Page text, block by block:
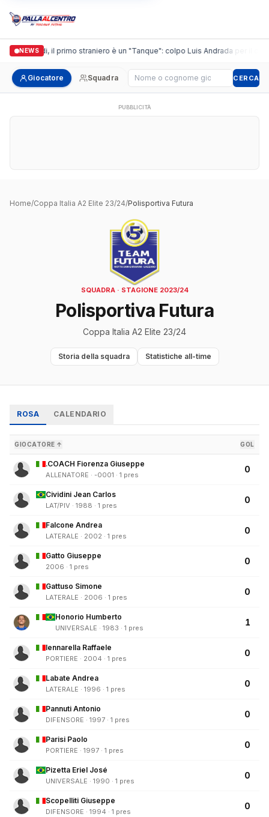
NEWS
Casalguidi, il primo straniero è un "Tanque": colpo Luis Andrada per il
Giocatore Squadra Cerca giocatore CERCA
PUBBLICITÀ
Home/Coppa Italia A2 Elite 23/24/Polisportiva Futura
SQUADRA · STAGIONE 2023/24
Polisportiva Futura
Coppa Italia A2 Elite 23/24
Storia della squadra Statistiche all-time
ROSA CALENDARIO
GIOCATORE ↑ GOL
.COACH Fiorenza Giuseppe
ALLENATORE · -0001 · 1 pres
0
Cividini Jean Carlos
LAT/PIV · 1988 · 1 pres
0
Falcone Andrea
LATERALE · 2002 · 1 pres
0
Gatto Giuseppe
2006 · 1 pres
0
Gattuso Simone
LATERALE · 2006 · 1 pres
0
Honorio Humberto
UNIVERSALE · 1983 · 1 pres
1
Iennarella Raffaele
PORTIERE · 2004 · 1 pres
0
Labate Andrea
LATERALE · 1996 · 1 pres
0
Pannuti Antonio
DIFENSORE · 1997 · 1 pres
0
Parisi Paolo
PORTIERE · 1997 · 1 pres
0
Pizetta Eriel José
UNIVERSALE · 1990 · 1 pres
0
Scopelliti Giuseppe
DIFENSORE · 1994 · 1 pres
0